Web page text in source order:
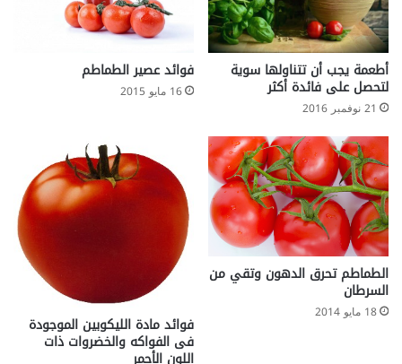
ل
ت
ه
ا
ب
ا
ر
ئ
و
ي
أطعمة يجب أن تتناولها سوية
لتحصل على فائدة أكثر
21 نوفمبر 2016
فوائد عصير الطماطم
16 مايو 2015
الطماطم تحرق الدهون وتقي من
السرطان
18 مايو 2014
فوائد مادة الليكوبين الموجودة
فى الفواكه والخضروات ذات